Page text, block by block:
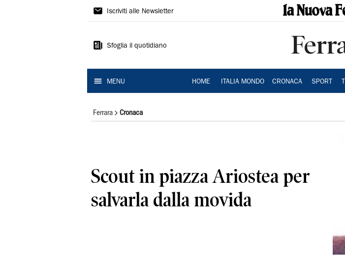
La
Ferrara
Iscriviti alle Newsletter
Sfoglia il quotidiano
MENU HOME ITALIA MONDO CRONACA SPORT
Ferrara Cronaca
Scout in piazza Ariostea per
salvarla dalla movida